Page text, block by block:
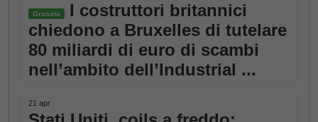
Gratuita
I costruttori britannici
chiedono a Bruxelles di tutelare
80 miliardi di euro di scambi
nell’ambito dell’Industrial ...
21 apr